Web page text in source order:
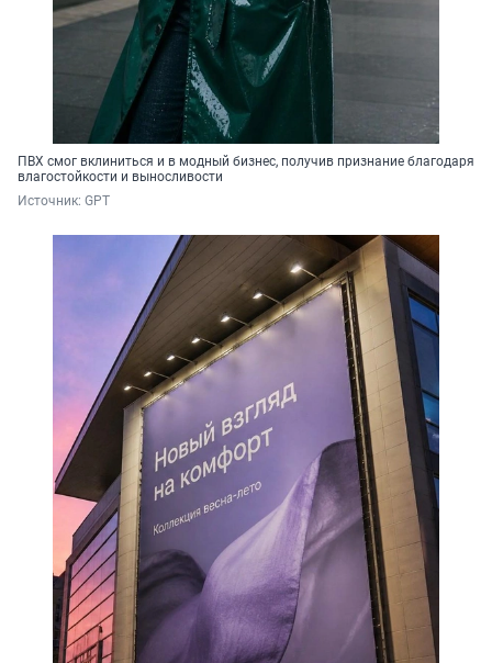
ПВХ смог вклиниться и в модный бизнес, получив признание благодаря
влагостойкости и выносливости
Источник: GPT